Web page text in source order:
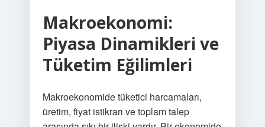
Makroekonomi:
Piyasa Dinamikleri ve
Tüketim Eğilimleri
Makroekonomide tüketici harcamaları,
üretim, fiyat istikrarı ve toplam talep